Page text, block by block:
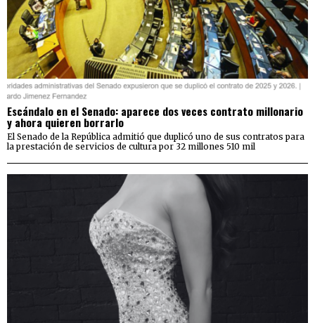
Escándalo en el Senado: aparece dos veces contrato millonario
y ahora quieren borrarlo
El Senado de la República admitió que duplicó uno de sus contratos para
la prestación de servicios de cultura por 32 millones 510 mil